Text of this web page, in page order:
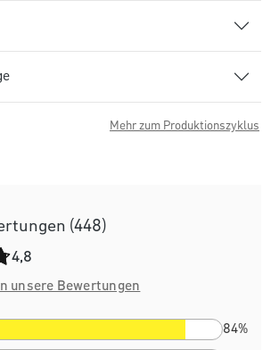
Mehr zum Produktionszyklus
(448)
Bewertung von 4.8 von 5 Sternen
4,8
unsere Bewertungen
84%